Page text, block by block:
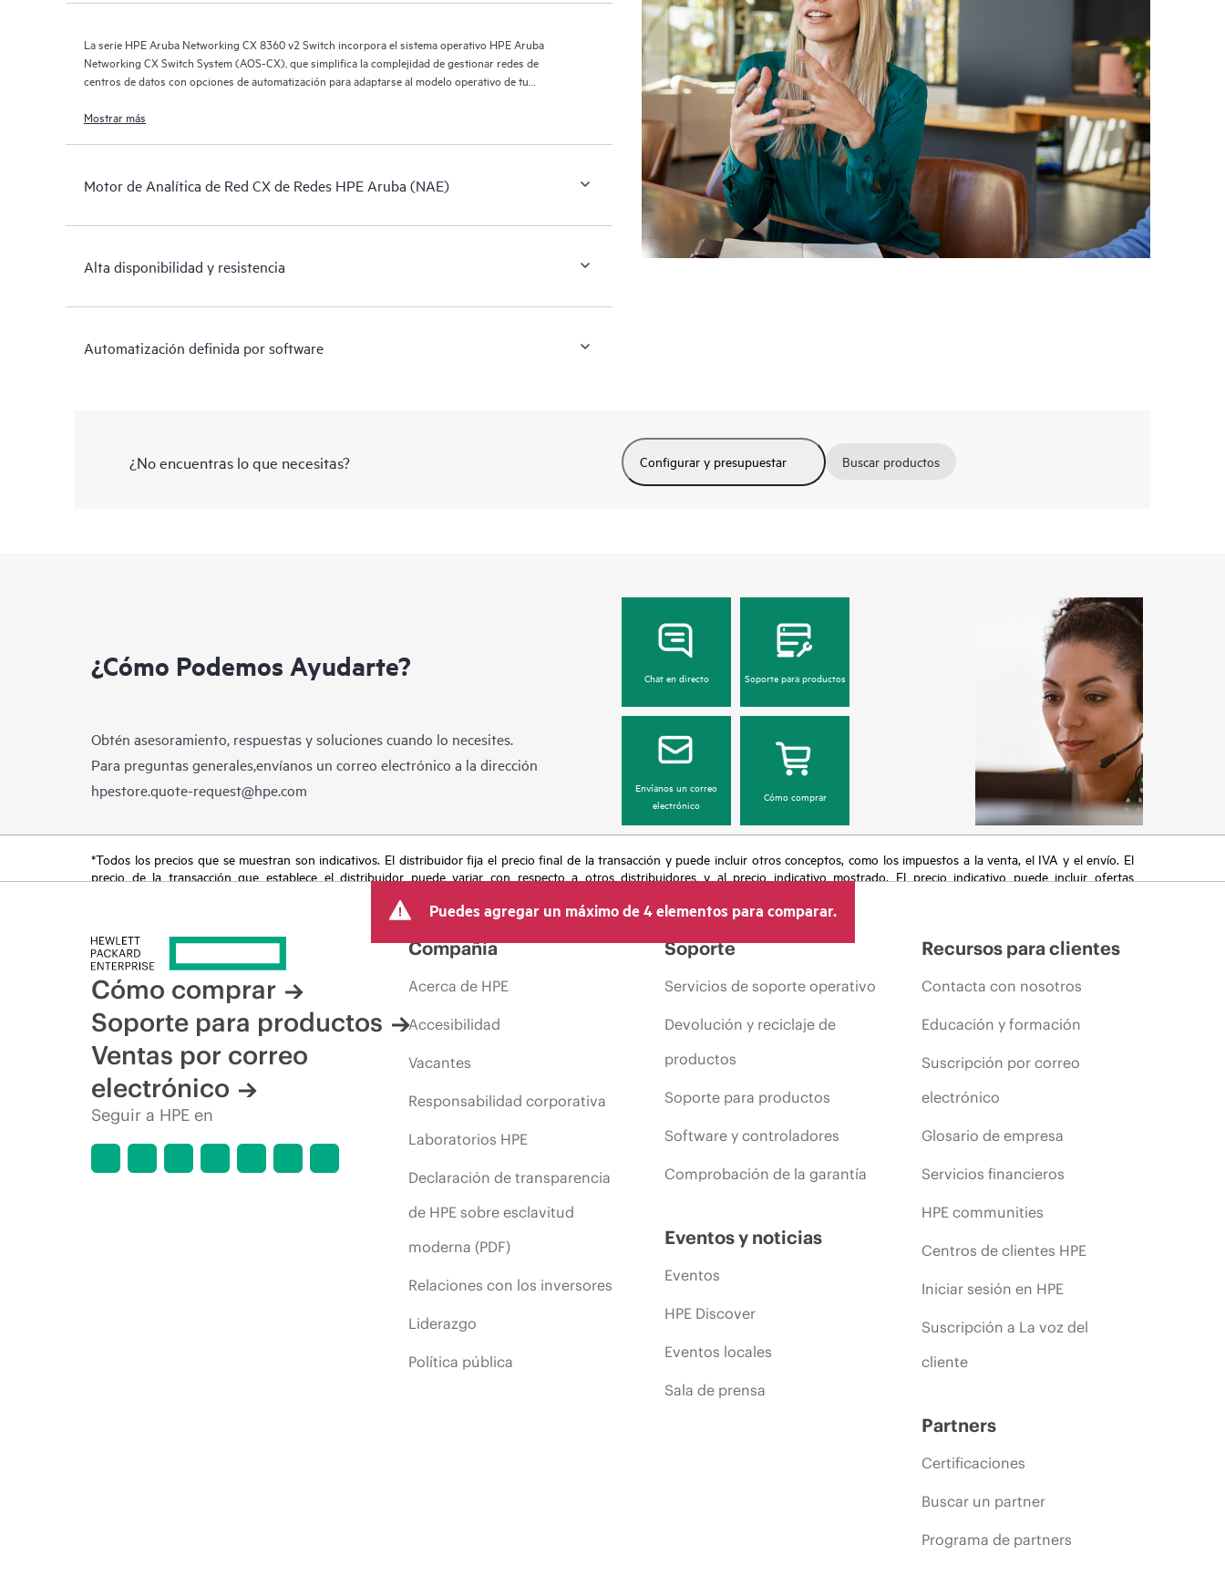
La serie HPE Aruba Networking CX 8360 v2 Switch incorpora el sistema operativo HPE Aruba
Networking CX Switch System (AOS-CX), que simplifica la complejidad de gestionar redes de
centros de datos con opciones de automatización para adaptarse al modelo operativo de tu
Mostrar más
Motor de Analítica de Red CX de Redes HPE Aruba (NAE)
Alta disponibilidad y resistencia
Automatización definida por software
¿No encuentras lo que necesitas? Configurar y presupuestar Buscar productos
¿Cómo Podemos Ayudarte?
Obtén asesoramiento, respuestas y soluciones cuando lo necesites.
Para preguntas generales,envíanos un correo electrónico a la dirección
hpestore.quote-request@hpe.com
Chat en directo Soporte para productos
Envíanos un correo
electrónico
Cómo comprar
*Todos los precios que se muestran son indicativos. El distribuidor fija el precio final de la transacción y puede incluir otros conceptos, como los impuestos a la venta, el IVA y el envío. El
precio de la transacción que establece el distribuidor puede variar con respecto a otros distribuidores y al precio indicativo mostrado. El precio indicativo puede incluir ofertas
del mercado, descatalogación de productos, disponibilidad limitada de productos, promociones de fin de la vida útil y errores en los anuncios.
Puedes agregar un máximo de 4 elementos para comparar.
Cómo comprar
Soporte para productos
Ventas por correo
electrónico
Seguir a HPE en
Compañía
Acerca de HPE
Accesibilidad
Vacantes
Responsabilidad corporativa
Laboratorios HPE
Declaración de transparencia
de HPE sobre esclavitud
moderna (PDF)
Relaciones con los inversores
Liderazgo
Política pública
Soporte
Servicios de soporte operativo
Devolución y reciclaje de
productos
Soporte para productos
Software y controladores
Comprobación de la garantía
Eventos y noticias
Eventos
HPE Discover
Eventos locales
Sala de prensa
Recursos para clientes
Contacta con nosotros
Educación y formación
Suscripción por correo
electrónico
Glosario de empresa
Servicios financieros
HPE communities
Centros de clientes HPE
Iniciar sesión en HPE
Suscripción a La voz del
cliente
Partners
Certificaciones
Buscar un partner
Programa de partners